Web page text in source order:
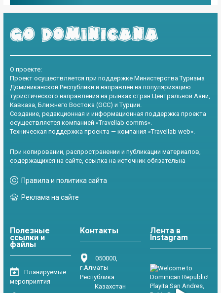
О проекте:
Проект осуществляется при поддержке Министерства Туризма
Доминиканской Республики и направлен на популяризацию
туристического направления на рынках стран Центральной Азии,
Кавказа, Ближнего Востока (GCC) и Турции.
Создание, редакционная и информационная поддержка проекта
осуществляется компанией «Travellab comms».
Техническая поддержка проекта — компания «Travellab web».
При копировании, распространении и публикации материалов,
содержащихся на сайте, ссылка на источник обязательна
Правила и политика сайта
Реклама на сайте
Полезные
ссылки и
файлы
Планируемые
мероприятия
Контакты
050000,
г.Алматы
Республика
Казахстан
Лента в
Instagram